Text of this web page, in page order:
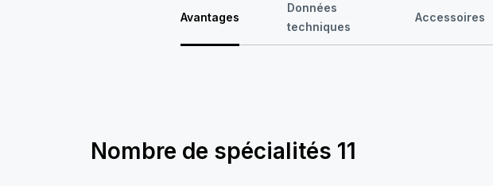
Avantages
Données
techniques
Accessoires
Nombre de spécialités 11